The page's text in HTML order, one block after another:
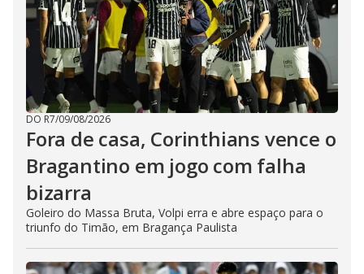
DO R7/09/08/2026
Fora de casa, Corinthians vence o
Bragantino em jogo com falha
bizarra
Goleiro do Massa Bruta, Volpi erra e abre espaço para o
triunfo do Timão, em Bragança Paulista